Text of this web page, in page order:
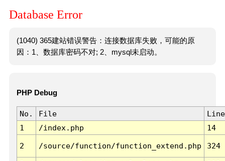
Database Error
(1040) 365建站错误警告：连接数据库失败，可能的原
因：1、数据库密码不对; 2、mysql未启动。
PHP Debug
No. File
Line
1
/index.php 14
2 /source/function/function_extend.php 324